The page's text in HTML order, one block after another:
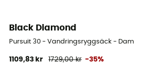
Black Diamond
Pursuit 30 - Vandringsryggsäck - Dam
1109,83 kr 1729,00 kr -35%